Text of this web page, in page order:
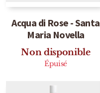
Acqua di Rose - Santa
Maria Novella
Non disponible
Épuisé